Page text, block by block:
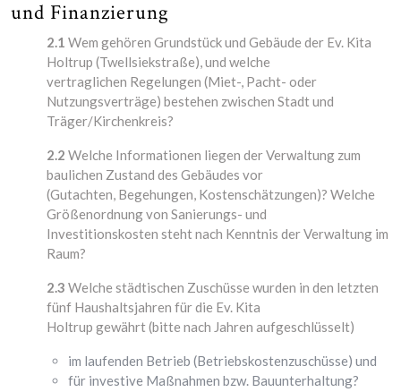
und Finanzierung
2.1 Wem gehören Grundstück und Gebäude der Ev. Kita
Holtrup (Twellsiekstraße), und welche
vertraglichen Regelungen (Miet-, Pacht- oder
Nutzungsverträge) bestehen zwischen Stadt und
Träger/Kirchenkreis?
2.2 Welche Informationen liegen der Verwaltung zum
baulichen Zustand des Gebäudes vor
(Gutachten, Begehungen, Kostenschätzungen)? Welche
Größenordnung von Sanierungs- und
Investitionskosten steht nach Kenntnis der Verwaltung im
Raum?
2.3 Welche städtischen Zuschüsse wurden in den letzten
fünf Haushaltsjahren für die Ev. Kita
Holtrup gewährt (bitte nach Jahren aufgeschlüsselt)
im laufenden Betrieb (Betriebskostenzuschüsse) und
für investive Maßnahmen bzw. Bauunterhaltung?